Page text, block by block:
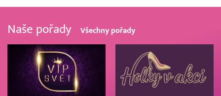
Naše pořady Všechny pořady